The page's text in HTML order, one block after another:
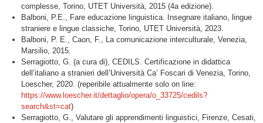
complesse, Torino, UTET Università, 2015 (4a edizione).
Balboni, P.E., Fare educazione linguistica. Insegnare italiano, lingue
straniere e lingue classiche, Torino, UTET Università, 2023.
Balboni, P. E., Caon, F., La comunicazione interculturale, Venezia,
Marsilio, 2015.
Serragiotto, G. (a cura di), CEDILS. Certificazione in didattica
dell’italiano a stranieri dell’Università Ca’ Foscari di Venezia, Torino,
Loescher, 2020. (reperibile attualmente solo on line:
https://www.loescher.it/dettaglio/opera/o_33725/cedils?
search&st=cat)
Serragiotto, G., Valutare gli apprendimenti linguistici, Firenze, Cesati,